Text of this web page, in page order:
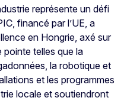
représente un défi
financé par l’UE, a
en Hongrie, axé sur
pointe telles que la
la robotique et
et les programmes
locale et soutiendront